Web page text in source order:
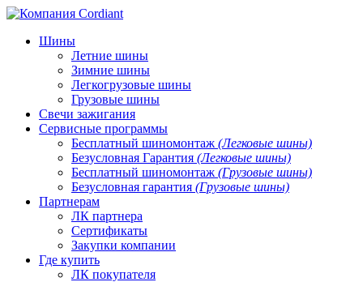
Шины
Летние шины
Зимние шины
Легкогрузовые шины
Грузовые шины
Свечи зажигания
Сервисные программы
Бесплатный шиномонтаж (Легковые шины)
Безусловная Гарантия (Легковые шины)
Бесплатный шиномонтаж (Грузовые шины)
Безусловная гарантия (Грузовые шины)
Партнерам
ЛК партнера
Сертификаты
Закупки компании
Где купить
ЛК покупателя